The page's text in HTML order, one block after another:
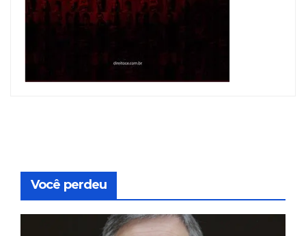
Você perdeu